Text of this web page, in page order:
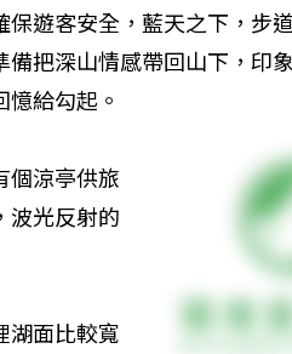
遊客安全，藍天之下，步
把深山情感帶回山下，印
給勾起。
個涼亭供旅
波光反射的
湖面比較寬